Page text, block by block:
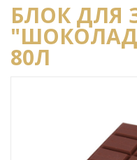
БЛОК ДЛЯ
80Л
Previous